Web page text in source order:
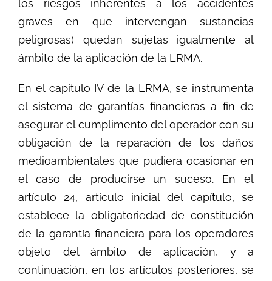
los riesgos inherentes a los accidentes
graves en que intervengan sustancias
peligrosas) quedan sujetas igualmente al
ámbito de la aplicación de la LRMA.
En el capítulo IV de la LRMA, se instrumenta
el sistema de garantías financieras a fin de
asegurar el cumplimento del operador con su
obligación de la reparación de los daños
medioambientales que pudiera ocasionar en
el caso de producirse un suceso. En el
artículo 24, artículo inicial del capítulo, se
establece la obligatoriedad de constitución
de la garantía financiera para los operadores
objeto del ámbito de aplicación, y a
continuación, en los artículos posteriores, se